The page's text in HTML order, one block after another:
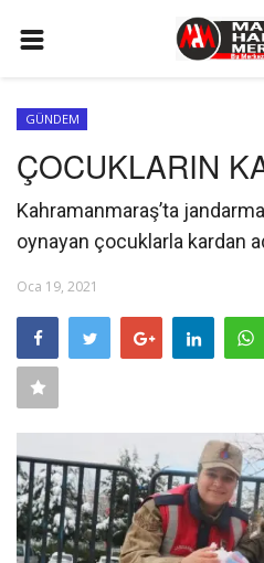
GÜNDEM
SİYASET
EKONOMİ
İLETİŞİM
KÜNYE
FOTO GALERİ
KÜLTÜR SANAT
SAĞLIK
GÜNDEM
ÇOCUKLARIN
Kahramanmaraş’ta
oynayan çocuklarla kardan
Oca 19, 2021